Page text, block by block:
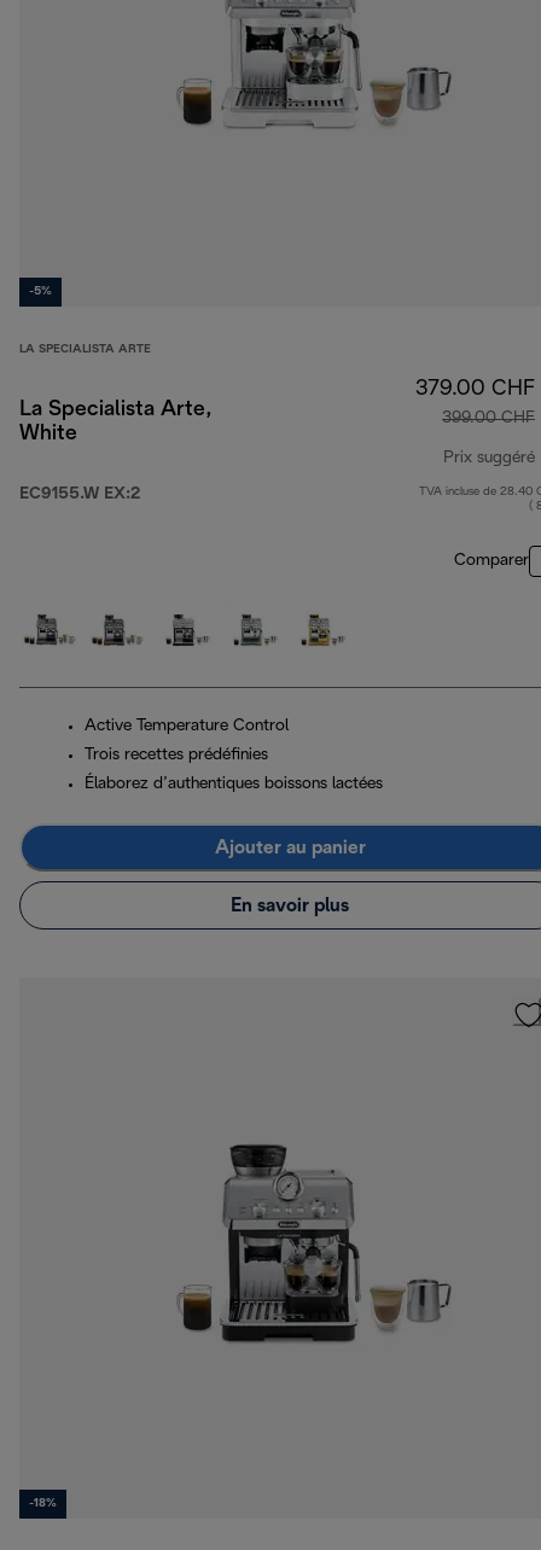
-5%
LA SPECIALISTA ARTE
La Specialista Arte,
White
EC9155.W EX:2
379.00 CHF
399.00 CHF
Prix suggéré
TVA incluse de 28.40
(
Comparer
Active Temperature Control
Trois recettes prédéfinies
Élaborez d’authentiques boissons lactées
Ajouter au panier
En savoir plus
-18%